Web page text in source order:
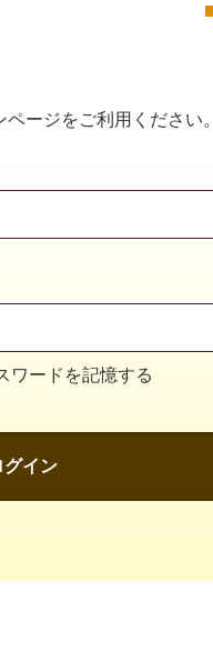
ージをご利用ください。
ワードを記憶する
グイン